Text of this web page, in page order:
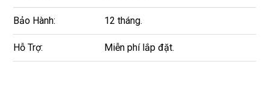
Bảo Hành: 12 tháng.
Hỗ Trợ: Miễn phí lắp đặt.